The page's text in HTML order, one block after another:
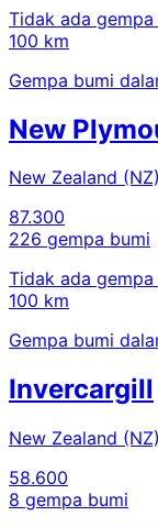
Tidak ada
100 km
Gempa bumi
New
New Zealand (NZ)
87.300
226 gempa bumi
Tidak ada
100 km
Gempa bumi
Invercargill
New Zealand (NZ)
58.600
8 gempa bumi